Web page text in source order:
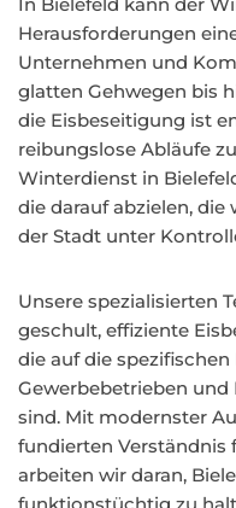
Herausforderungen
Unternehmen und
glatten Gehwegen bis
die Eisbeseitigung ist
reibungslose Abläufe
Winterdienst in
die darauf abzielen,
der Stadt unter
Unsere spezialisierten
geschult, effiziente
die auf die
Gewerbebetrieben
sind. Mit modernster
fundierten Verständnis
arbeiten wir daran,